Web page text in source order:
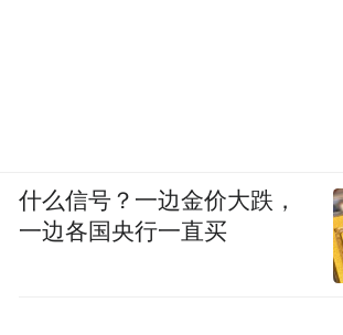
什么信号？一边金价大跌，
一边各国央行一直买